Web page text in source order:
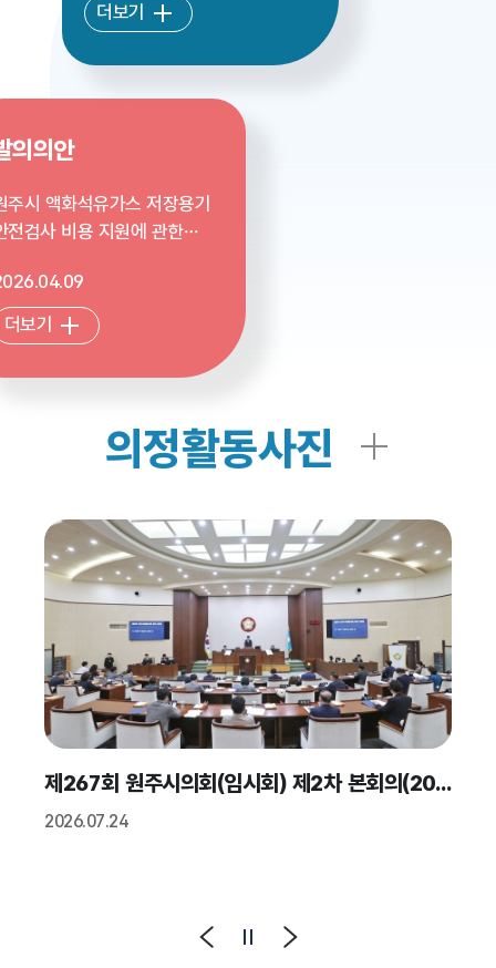
의의안
주시 액화석유가스 저장용기
전검사 비용 지원에 관한
더보기
더보기
의정활동사진
제267회 원주시의회(임시회) 제2차 본회의(2026.07.24.)
2026.07.24